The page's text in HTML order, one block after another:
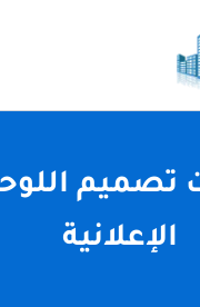
تصميم
الإعلانية